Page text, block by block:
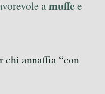
amuffe e
chi annaffia “con